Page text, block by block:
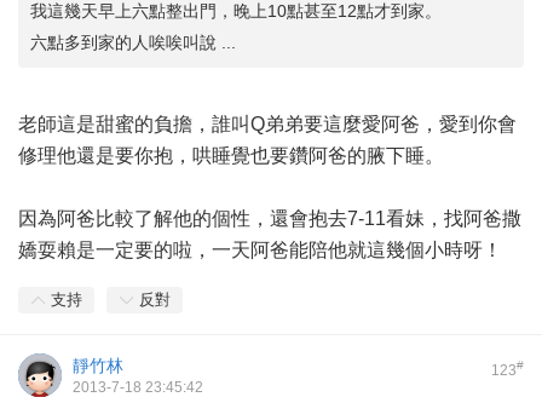
我這幾天早上六點整出門，晚上10點甚至12點才到家。
六點多到家的人唉唉叫說 ...
老師這是甜蜜的負擔，誰叫Q弟弟要這麼愛阿爸，愛到你會
修理他還是要你抱，哄睡覺也要鑽阿爸的腋下睡。
因為阿爸比較了解他的個性，還會抱去7-11看妹，找阿爸撒
嬌耍賴是一定要的啦，一天阿爸能陪他就這幾個小時呀！
支持 反對
123#
靜竹林
2013-7-18 23:45:42